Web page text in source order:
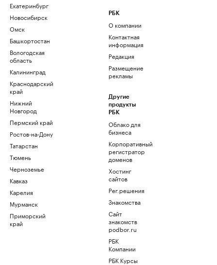
Екатеринбург
Новосибирск
Омск
Башкортостан
Вологодская
область
Калининград
Краснодарский
край
Нижний
Новгород
Пермский край
Ростов-на-Дону
Татарстан
Тюмень
Черноземье
Кавказ
Карелия
Мурманск
Приморский
край
РБК
О компании
Контактная
информация
Редакция
Размещение
рекламы
Другие
продукты
РБК
Облако для
бизнеса
Корпоративный
регистратор
доменов
Хостинг
сайтов
Рег.решения
Знакомства
Сайт
знакомств
podbor.ru
РБК
Компании
РБК Курсы